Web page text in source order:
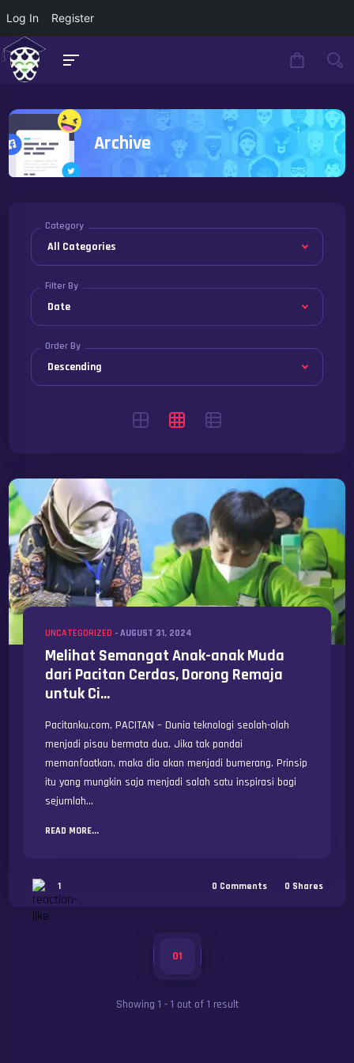
Log In Register
Archive
Category
Filter By
Order By
UNCATEGORIZED - AUGUST 31, 2024
Melihat Semangat Anak-anak Muda
dari Pacitan Cerdas, Dorong Remaja
untuk Ci...
Pacitanku.com, PACITAN – Dunia teknologi seolah-olah
menjadi pisau bermata dua. Jika tak pandai
memanfaatkan, maka dia akan menjadi bumerang. Prinsip
itu yang mungkin saja menjadi salah satu inspirasi bagi
sejumlah...
READ MORE...
1 0 Comments 0 Shares
01
Showing 1 - 1 out of 1 result